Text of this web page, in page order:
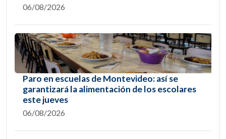
06/08/2026
Paro en escuelas de Montevideo: así se
garantizará la alimentación de los escolares
este jueves
06/08/2026